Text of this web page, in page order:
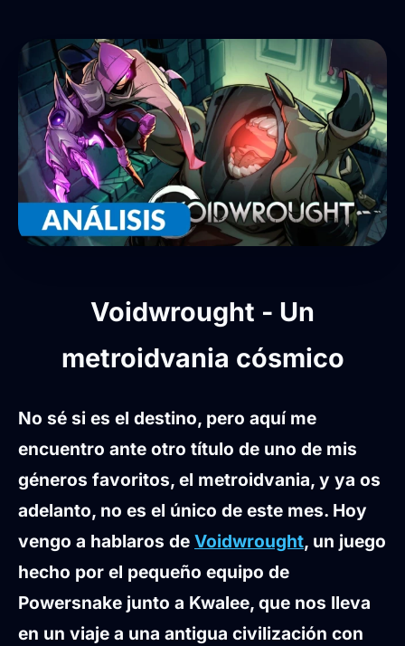
Voidwrought - Un
metroidvania cósmico
No sé si es el destino, pero aquí me
encuentro ante otro título de uno de mis
géneros favoritos, el metroidvania, y ya os
adelanto, no es el único de este mes. Hoy
vengo a hablaros de Voidwrought, un juego
hecho por el pequeño equipo de
Powersnake junto a Kwalee, que nos lleva
en un viaje a una antigua civilización con